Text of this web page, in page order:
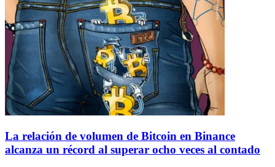
La relación de volumen de Bitcoin en Binance
alcanza un récord al superar ocho veces al contado